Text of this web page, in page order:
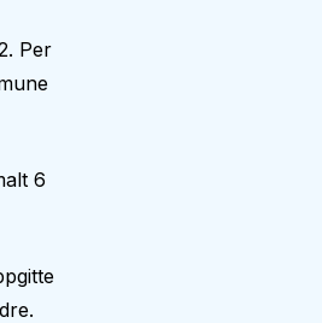
Per
6